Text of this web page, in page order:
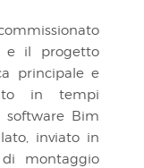
e il progetto
principale e
in tempi
software Bim
inviato in
montaggio